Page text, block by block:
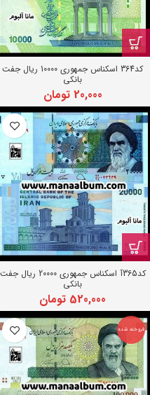
کد364 اسکناس جمهوری 10000 ریال جفت
بانکی
20,000 تومان
کد365آ اسکناس جمهوری 20000 ریال جفت
بانکی
520,000 تومان
فروخته شده